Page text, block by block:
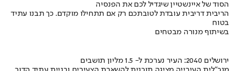
הסוד של איינשטיין שיגדיל לכם את הפנסיה
הריבית דריבית עובדת לטובתכם רק אם תתחילו מוקדם. כך תבנו עתיד
בטוח
בשיתוף מנורה מבטחים
ירושלים 2040: העיר נערכת ל- 1.5 מליון תושבים